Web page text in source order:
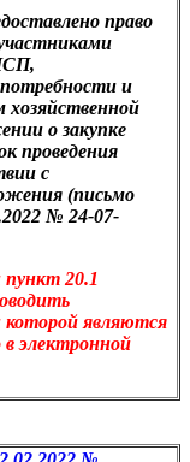
право
и
хозяйственной
о закупке
проведения
с
(письмо
№ 24-07-
пункт 20.1
которой являются
электронной